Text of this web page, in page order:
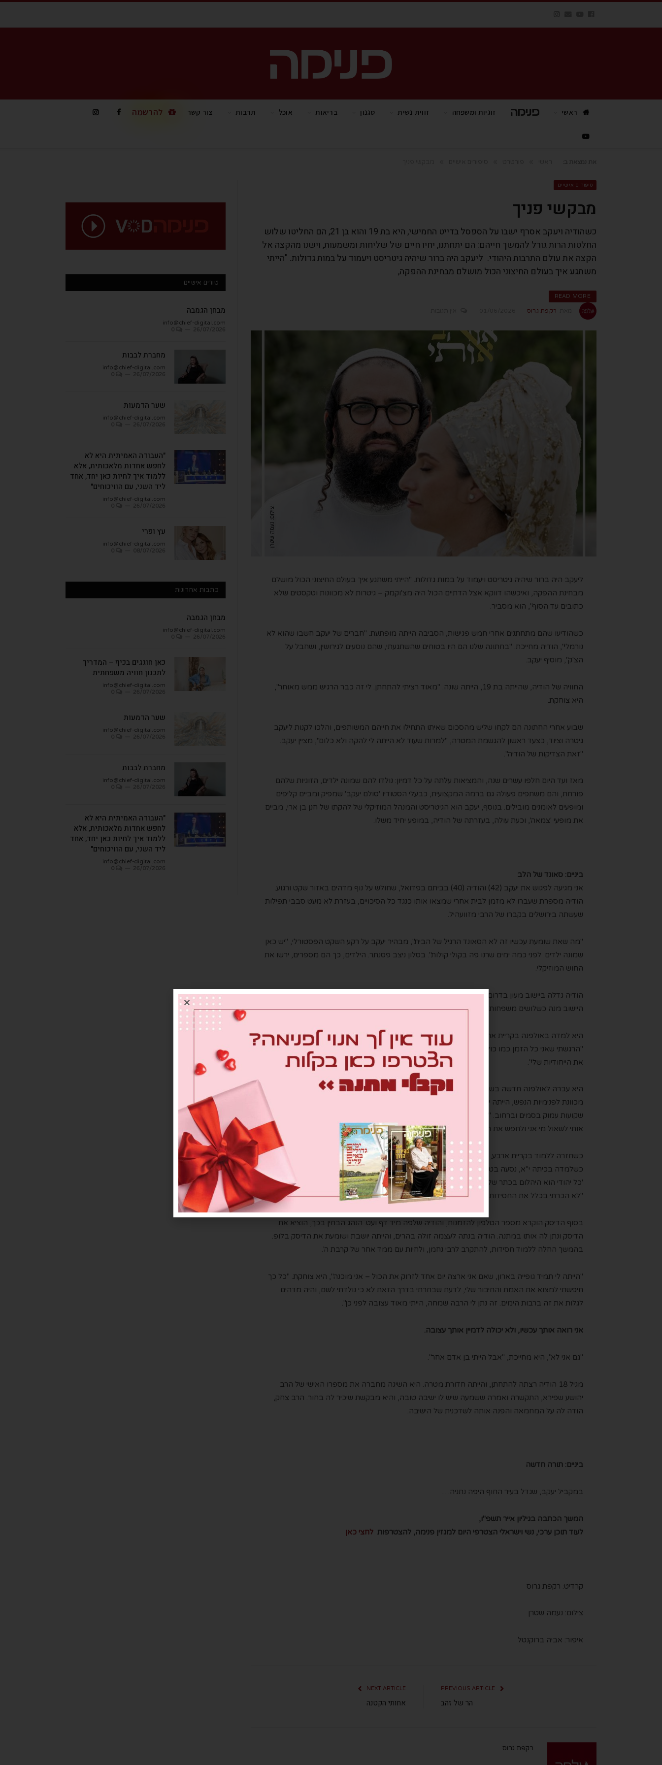
ראשי פנימה TV זוגיות ומשפחה זווית נשית סגנון בריאות אוכל תרבות צור קשר להרשמה
סיפורים אישיים
מבקשי פניך
כשהודיה ויעקב אסרף ישבו על הספסל בדייט החמישי, היא בת 19 והוא בן 21, הם החליטו שלוש
החלטות הרות גורל להמשך חייהם: הם יתחתנו, יחיו חיים של שליחות ומשמעות, וישנו מהקצה אל
הקצה את עולם התרבות היהודי. ליעקב היה ברור שיהיה גיטריסט ויעמוד על במות גדולות. "הייתי
משתגע איך בעולם החיצוני הכול מושלם מבחינת ההפקה,
READ MORE
רקפת גרוס
ליעקב היה ברור שיהיה גיטריסט ויעמוד על במות גדולות. "הייתי משתגע איך בעולם החיצוני הכול מושלם
מבחינת ההפקה, ואיכשהו דווקא אצל הדתיים הכול היה מצ'וקמק – גיטרות לא מכוונות וטקסטים שלא
כתובים עד הסוף", הוא מסביר.
כשהודיעו שהם מתחתנים אחרי חמש פגישות, הסביבה הייתה מופתעת. "חברים של יעקב חשבו שהוא לא
נורמלי", הודיה מחייכת. "בחתונה שלנו הם היו בטוחים שהשתגעתי, שהם נוסעים לגירושין, ושחבל על
הצ'ק", מוסיף יעקב.
החוויה של הודיה, שהייתה בת 19, הייתה שונה. "מאוד רציתי להתחתן. לי זה כבר הרגיש ממש מאוחר",
היא צוחקת.
שבוע אחרי החתונה הם לקחו שליש מהסכום שאיתו התחילו את חייהם המשותפים, והלכו לקנות ליעקב
גיטרה וציוד, כצעד ראשון להגשמת המטרה, "למרות שעוד לא הייתה לי להקה ולא כלום", מציין יעקב.
"זאת הצדיקות של הודיה".
מאז ועד היום חלפו עשרים שנה, והמציאות עלתה על כל דמיון: נולדו להם שמונה ילדים, הזוגיות שלהם
פורחת, והם משתפים פעולה גם ברמה המקצועית, כבעלי הסטודיו 'סולם יעקב' שמפיק ומביים קליפים
ומופעים לאומנים מובילים. בנוסף, יעקב הוא הגיטריסט והמנהל המוזיקלי של להקתו של חנן בן ארי, מביים
את מופעי 'צמאה', וכעת עולה, בעזרתה של הודיה, במופע יחיד משלו.
ביניים: סאונד של הלב
אני מגיעה לפגוש את יעקב (42) והודיה (40) בביתם בפדואל, שחולש על נוף מדהים באזור שקט ורגוע.
הודיה מספרת שעברו לא מזמן לבית אחרי שמצאו אותו כנגד כל הסיכויים, בעזרת לא מעט סבבי תפילות
שעשתה בירושלים בקברו של הרבי מזוועהיל.
"מה שאת שומעת עכשיו זה לא הסאונד הרגיל של הבית", מבהיר יעקב על רקע השקט הפסטורלי, "יש כאן
שמונה ילדים. לפני כמה ימים שרנו פה בקולי קולות". בסלון ניצב פסנתר. הילדים, כך הם מספרים, ירשו את
החוש המוזיקלי.
הודיה גדלה ביישוב מעון בדרום הר חברון, והיא בתה של הציירת והאומנית רות ונטורה. בתקופת ילדותה
היישוב מנה כשלושים משפחות, והייתה רק עוד ילדה אחת בת גילה.
היא למדה באולפנה בקריית ארבע, ובסוף כיתה ט' החליטה לעזוב. "היה לי מאוד קשה", היא מסבירה,
"הרגשתי שאני כל הזמן כמו כולם. הכרתי רק אנשים דתיים, כולם הרגישו לי אותו הדבר, ומאוד חיפשתי
את הייחודיות שלי".
היא עברה לאולפנה חדשה בשם 'חנוך לנערה על פי דרכה', שפתח הראל חצרוני. האולפנה, שהייתה
מכוונת לפנימיות הנפש, הייתה ייחודית, אך הודיה נחשפה לראשונה לעולם שלא הכירה – נערות שהיו
שקועות עמוק בסמים וברחוב. "הייתי שם חודשיים שהיו בשבילי טלטלה מטורפת", היא משתפת, "זה זרק
אותי לשאול מי אני ולחפש את התשובות".
כשחזרה ללמוד בקריית ארבע, כבר לא הרגישה חלק מעדר, אלא שהיא נמצאת במקום של בחירה.
כשלמדה בכיתה י"א, נסעה בטרמפ אקראי ששינה את חייה. "הנהג שמע דיסק של הרב ארוש, שנאמר בו
'כל יהודי הוא היהלום בכתר של הקב"ה. ה' אוהב אותך. ה' שמח בך'". הודיה הרגישה שגילתה עולם אחר.
"לא הכרתי בכלל את החסידות, ופתאום כששמעתי דיבורים כאלה, זו הייתה קפיצה משמעותית".
בסוף הדיסק הוקרא מספר הטלפון להזמנות, והודיה שלפה מיד דף ועט. הנהג הבחין בכך, הוציא את
הדיסק ונתן לה אותו במתנה. הודיה בנתה לעצמה זולה בהרים, והייתה יושבת ושומעת את הדיסק בלופ.
בהמשך החלה ללמוד חסידות, להתקרב לרבי נחמן, ולחיות עם ממד אחר של קרבת ה'.
"הייתה לי תמיד גופייה בארון, שאם אני ארצה יום אחד לזרוק את הכול – אני מוכנה", היא צוחקת. "כל כך
חיפשתי למצוא את האמת והחיבור שלי, לדעת שבחרתי בדרך הזאת לא כי נולדתי לשם, והיה מדהים
לגלות את זה ברבות הימים. זה נתן לי הרבה שמחה, הייתי מאוד עצובה לפני כן".
אני רואה אותך עכשיו, ולא יכולה לדמיין אותך עצובה.
"גם אני לא", היא מחייכת, "אבל הייתי בן אדם אחר".
מגיל 18 הודיה רצתה להתחתן, והייתה חדורת מטרה. היא השיגה מחברה את מספרו האישי של הרב
יהושע שפירא, התקשרה ואמרה ששמעה שיש לו ישיבה טובה, והיא מבקשת שיכיר לה בחור. הרב צחק,
הודה לה על המחמאה והפנה אותה לשדכנית של הישיבה.
ביניים: תורה חדשה
במקביל יעקב, שגדל בעיר החוף היפה נתניה…
המשך הכתבה בגיליון אייר תשפ"ו,
לעוד תוכן ערכי, נשי וישראלי הצטרפי היום למגזין פנימה, להצטרפותלחצי כאן
קרדיט: רקפת גרוס
צילום: נעמה שטרן
איפור: אביה ברוקנטל
הר של זהב
NEXT ARTICLE
אחותי הקטנה
רקפת גרוס
טורים אישיים
מבחן הגמבה
info@chief-digital.com
מחברת לבבות
info@chief-digital.com
שער הדמעות
info@chief-digital.com
"העבודה האמיתית היא לא
לחפש אחדות מלאכותית, אלא
ללמוד איך לחיות כאן יחד, אחד
ליד השני, עם הוויכוחים"
info@chief-digital.com
עץ ופרי
info@chief-digital.com
כתבות אחרונות
מבחן הגמבה
info@chief-digital.com
כאן חוגגים בכיף – המדריך
לתכנון חוויה משפחתית
info@chief-digital.com
שער הדמעות
info@chief-digital.com
מחברת לבבות
info@chief-digital.com
"העבודה האמיתית היא לא
לחפש אחדות מלאכותית, אלא
ללמוד איך לחיות כאן יחד, אחד
ליד השני, עם הוויכוחים"
info@chief-digital.com